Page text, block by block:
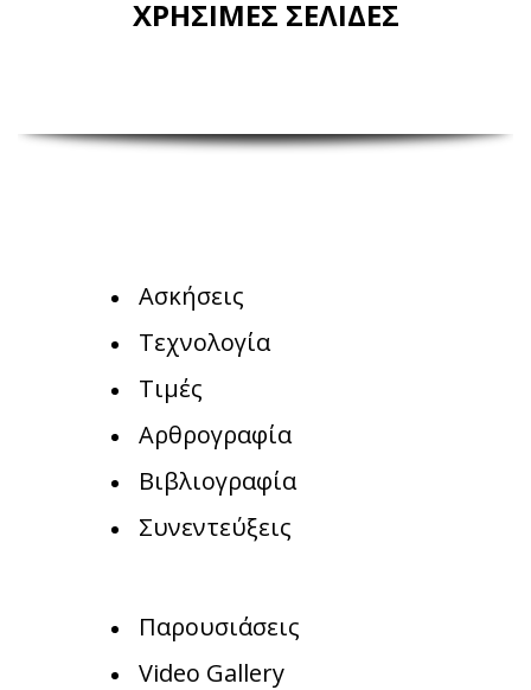
ΧΡΗΣΙΜΕΣ ΣΕΛΙΔΕΣ
Ασκήσεις
Τεχνολογία
Τιμές
Αρθρογραφία
Βιβλιογραφία
Συνεντεύξεις
Παρουσιάσεις
Video Gallery